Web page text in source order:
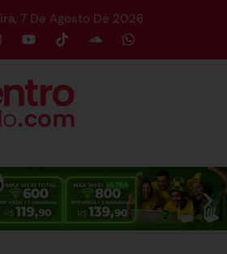
7 De Agosto De 2026